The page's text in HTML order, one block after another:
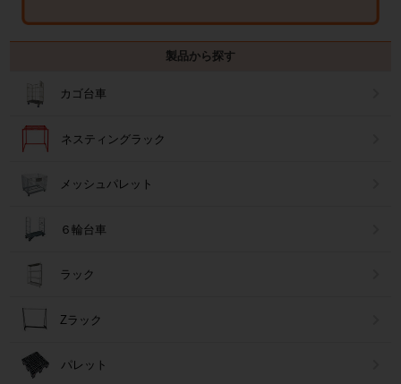
製品から探す
カゴ台車
ネスティングラック
メッシュパレット
６輪台車
ラック
Zラック
パレット